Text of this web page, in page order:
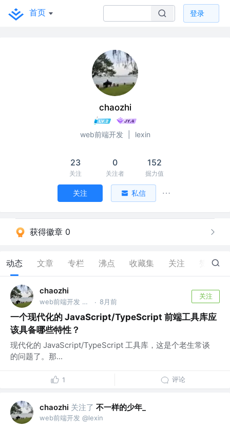
首页 登录
chaozhi
web前端开发 lexin
23
关注
0
关注者
152
掘力值
关注 私信
获得徽章 0
动态 文章 专栏 沸点 收藏集 关注 19
chaozhi
web前端开发 @lexin · 8月前
关注
一个现代化的 JavaScript/TypeScript 前端工具库应
该具备哪些特性？
现代化的 JavaScript/TypeScript 工具库，这是个老生常谈
的问题了。那...
1 评论
chaozhi 关注了 不一样的少年_
web前端开发 @lexin